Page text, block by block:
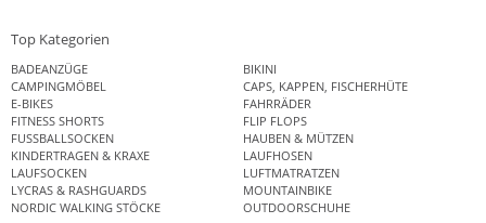
Top Kategorien
BADEANZÜGE
BIKINI
CAMPINGMÖBEL
CAPS, KAPPEN, FISCHERHÜTE
E-BIKES
FAHRRÄDER
FITNESS SHORTS
FLIP FLOPS
FUSSBALLSOCKEN
HAUBEN & MÜTZEN
KINDERTRAGEN & KRAXE
LAUFHOSEN
LAUFSOCKEN
LUFTMATRATZEN
LYCRAS & RASHGUARDS
MOUNTAINBIKE
NORDIC WALKING STÖCKE
OUTDOORSCHUHE